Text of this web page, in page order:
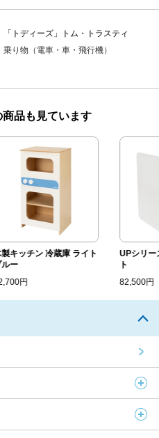
「トディーズ」トム・トラスティ
乗り物（電車・車・飛行機）
品も見ています
キッチン 冷蔵庫 ライト
ー
円
UPシリー
82,500円